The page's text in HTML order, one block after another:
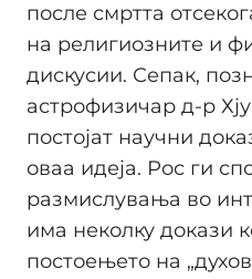
после смртта
на религиозните и
дискусии. Сепак,
астрофизичар д-р
постојат научни
оваа идеја. Рос ги
размислувања во
има неколку докази
постоењето на